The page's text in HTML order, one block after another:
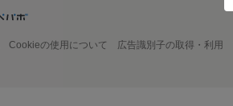
Cookieの使用について 広告識別子の取得・利用